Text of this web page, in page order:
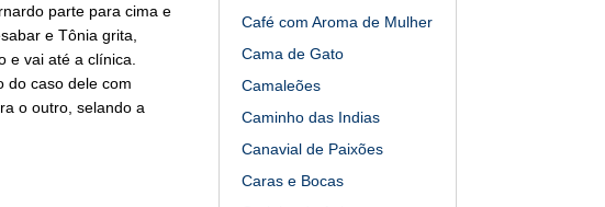
parte para cima e
e Tônia grita,
e vai até a clínica.
do caso dele com
o outro, selando a
Café com Aroma de Mulher
Cama de Gato
Camaleões
Caminho das Indias
Canavial de Paixões
Caras e Bocas